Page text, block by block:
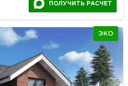
ПОЛУЧИТЬ РАСЧЕТ
ЭКО